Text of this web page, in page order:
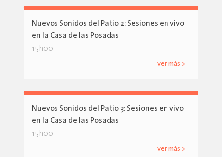
Nuevos Sonidos del Patio 2: Sesiones en vivo
en la Casa de las Posadas
15h00
ver más >
Nuevos Sonidos del Patio 3: Sesiones en vivo
en la Casa de las Posadas
15h00
ver más >